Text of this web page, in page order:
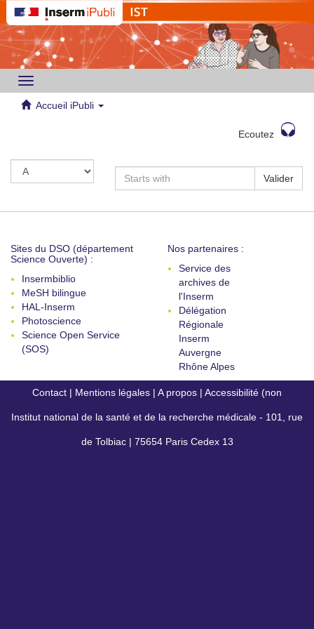
Toggle
navigation
Accueil iPubli
Ecoutez
Valider
Sites du DSO (département
Science Ouverte) :
Insermbiblio
MeSH bilingue
HAL-Inserm
Photoscience
Science Open Service
(SOS)
Nos partenaires :
Service des
archives de
l'Inserm
Délégation
Régionale
Inserm
Auvergne
Rhône Alpes
Contact | Mentions légales | A propos | Accessibilité (non
conforme)
Institut national de la santé et de la recherche médicale - 101, rue
de Tolbiac | 75654 Paris Cedex 13